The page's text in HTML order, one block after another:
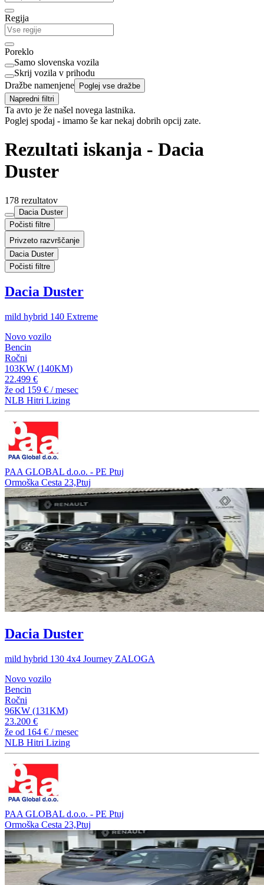
Regija
Poreklo
Samo slovenska vozila
Skrij vozila v prihodu
Dražbe namenjene Poglej vse dražbe
Napredni filtri
Ta avto je že našel novega lastnika.
Poglej spodaj - imamo še kar nekaj dobrih opcij zate.
Rezultati iskanja - Dacia
Duster
178 rezultatov
Dacia Duster
Počisti filtre
Privzeto razvrščanje
Dacia Duster
Počisti filtre
Dacia Duster
mild hybrid 140 Extreme
Novo vozilo
Bencin
Ročni
103KW (140KM)
22.499 €
že od 159 € / mesec
NLB Hitri Lizing
PAA GLOBAL d.o.o. - PE Ptuj
Ormoška Cesta 23,Ptuj
Dacia Duster
mild hybrid 130 4x4 Journey ZALOGA
Novo vozilo
Bencin
Ročni
96KW (131KM)
23.200 €
že od 164 € / mesec
NLB Hitri Lizing
PAA GLOBAL d.o.o. - PE Ptuj
Ormoška Cesta 23,Ptuj